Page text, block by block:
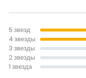
5 звезд
4 звезды
3 звезды
2 звезды
1 звезда